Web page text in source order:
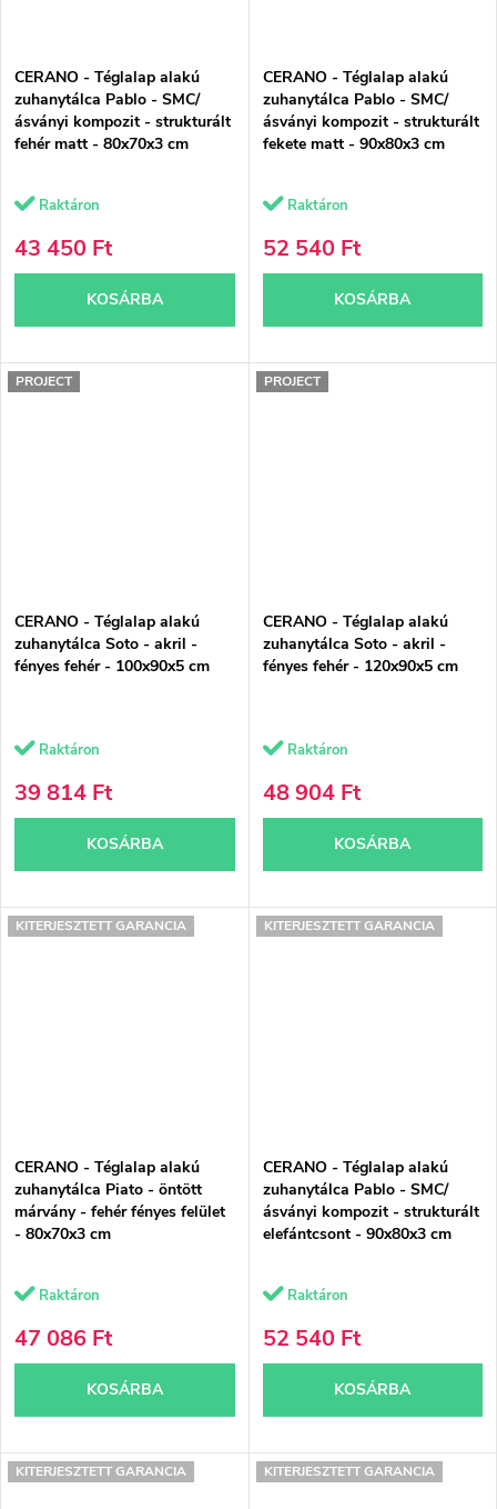
CERANO - Téglalap alakú
zuhanytálca Pablo - SMC/
ásványi kompozit - strukturált
fehér matt - 80x70x3 cm
Raktáron
43 450 Ft
KOSÁRBA
CERANO - Téglalap alakú
zuhanytálca Pablo - SMC/
ásványi kompozit - strukturált
fekete matt - 90x80x3 cm
Raktáron
52 540 Ft
KOSÁRBA
PROJECT
CERANO - Téglalap alakú
zuhanytálca Soto - akril -
fényes fehér - 100x90x5 cm
Raktáron
39 814 Ft
KOSÁRBA
PROJECT
CERANO - Téglalap alakú
zuhanytálca Soto - akril -
fényes fehér - 120x90x5 cm
Raktáron
48 904 Ft
KOSÁRBA
KITERJESZTETT GARANCIA
CERANO - Téglalap alakú
zuhanytálca Piato - öntött
márvány - fehér fényes felület
- 80x70x3 cm
Raktáron
47 086 Ft
KOSÁRBA
KITERJESZTETT GARANCIA
CERANO - Téglalap alakú
zuhanytálca Pablo - SMC/
ásványi kompozit - strukturált
elefántcsont - 90x80x3 cm
Raktáron
52 540 Ft
KOSÁRBA
KITERJESZTETT GARANCIA KITERJESZTETT GARANCIA